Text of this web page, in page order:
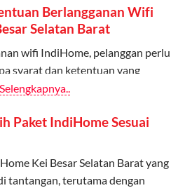
atau website Telkomsel One.
terdaftar, anggota bisa langsung
keluarga.
Admin dapat memantau penggunaan
MyTelkomsel.
Berlangganan Wifi
Selatan Barat
wifi IndiHome, pelanggan perlu
syarat dan ketentuan yang
Kontrak
mencakup data pelanggan, jenis
Besar Selatan Barat yang dipilih,
Selengkapnya..
Paket IndiHome Sesuai
Kei Besar Selatan Barat yang
tantangan, terutama dengan